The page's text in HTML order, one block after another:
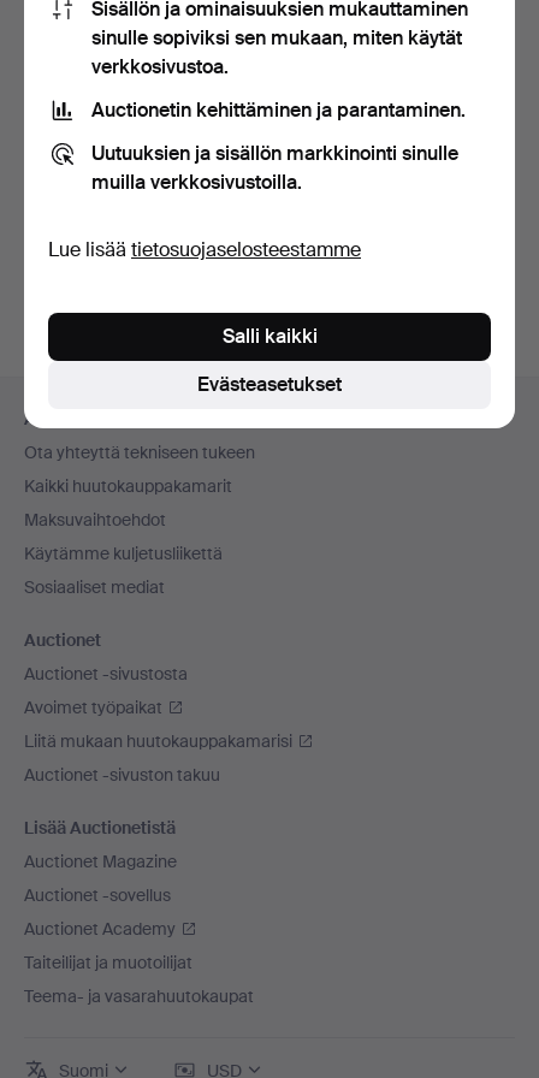
SNAPSGLASSET, 2 kpl,
1700-luku.
59 USD
Alatunnistenavigaatio
Apua ja yhteystiedot
Ota yhteyttä tekniseen tukeen
Kaikki huutokauppakamarit
Maksuvaihtoehdot
Käytämme kuljetusliikettä
Sosiaaliset mediat
Auctionet
Auctionet -sivustosta
Avoimet työpaikat
Liitä mukaan huutokauppakamarisi
Auctionet -sivuston takuu
Lisää Auctionetistä
Auctionet Magazine
Auctionet -sovellus
Auctionet Academy
Taiteilijat ja muotoilijat
Teema- ja vasarahuutokaupat
Suomi USD
Sisällön ja ominaisuuksien mukauttaminen
sinulle sopiviksi sen mukaan, miten käytät
verkkosivustoa.
Auctionetin kehittäminen ja parantaminen.
Uutuuksien ja sisällön markkinointi sinulle
muilla verkkosivustoilla.
Lue lisää tietosuojaselosteestamme
Evästeasetukset
Salli kaikki